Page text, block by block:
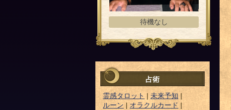
待機なし
占術
霊感タロット |未来予知 |
ルーン | オラクルカード |